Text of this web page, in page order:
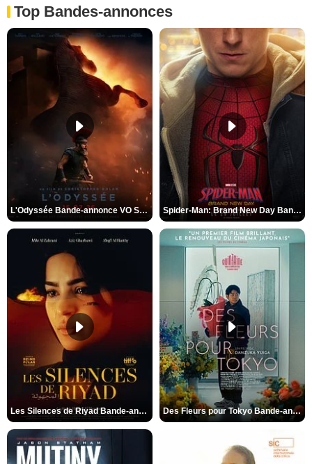
Top Bandes-annonces
L'Odyssée Bande-annonce VO STFR Spider-Man: Brand New Day Bande-annonce VO STFR
Les Silences de Riyad Bande-annonce VO STFR Des Fleurs pour Tokyo Bande-annonce VO STFR